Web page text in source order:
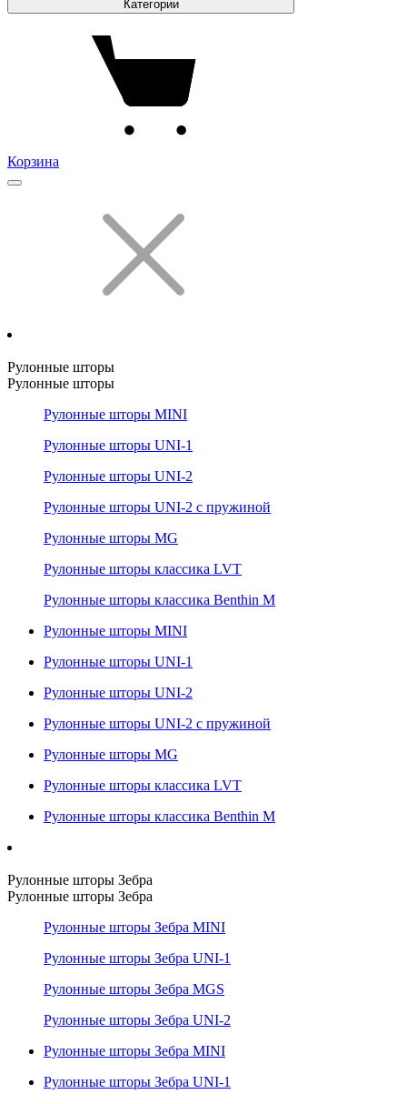
Категории
Корзина
Рулонные шторы
Рулонные шторы
Рулонные шторы MINI
Рулонные шторы UNI-1
Рулонные шторы UNI-2
Рулонные шторы UNI-2 с пружиной
Рулонные шторы MG
Рулонные шторы классика LVT
Рулонные шторы классика Benthin M
Рулонные шторы MINI
Рулонные шторы UNI-1
Рулонные шторы UNI-2
Рулонные шторы UNI-2 с пружиной
Рулонные шторы MG
Рулонные шторы классика LVT
Рулонные шторы классика Benthin M
Рулонные шторы Зебра
Рулонные шторы Зебра
Рулонные шторы Зебра MINI
Рулонные шторы Зебра UNI-1
Рулонные шторы Зебра MGS
Рулонные шторы Зебра UNI-2
Рулонные шторы Зебра MINI
Рулонные шторы Зебра UNI-1